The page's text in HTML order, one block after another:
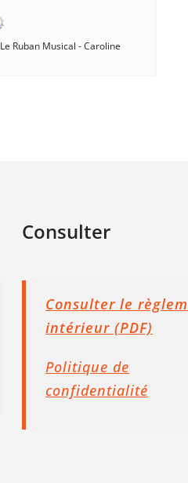
Le Ruban Musical - Caroline
Consulter
Consulter le
intérieur (PDF)
Politique de
confidentialité